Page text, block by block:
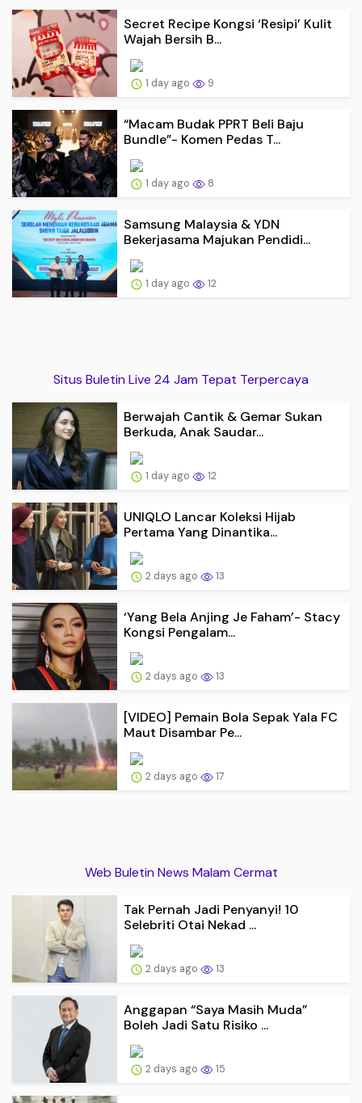
Secret Recipe Kongsi ‘Resipi’ Kulit
Wajah Bersih B...
1 day ago 9
“Macam Budak PPRT Beli Baju
Bundle”- Komen Pedas T...
1 day ago 8
Samsung Malaysia & YDN
Bekerjasama Majukan Pendidi...
1 day ago 12
Situs Buletin Live 24 Jam Tepat Terpercaya
Berwajah Cantik & Gemar Sukan
Berkuda, Anak Saudar...
1 day ago 12
UNIQLO Lancar Koleksi Hijab
Pertama Yang Dinantika...
2 days ago 13
‘Yang Bela Anjing Je Faham’- Stacy
Kongsi Pengalam...
2 days ago 13
[VIDEO] Pemain Bola Sepak Yala FC
Maut Disambar Pe...
2 days ago 17
Web Buletin News Malam Cermat
Tak Pernah Jadi Penyanyi! 10
Selebriti Otai Nekad ...
2 days ago 13
Anggapan “Saya Masih Muda”
Boleh Jadi Satu Risiko ...
2 days ago 15